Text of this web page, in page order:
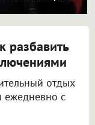
разбавить
отдых
ежедневно с